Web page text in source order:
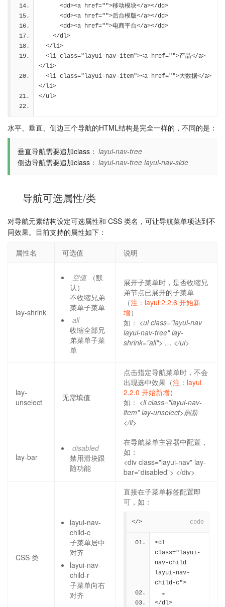
      <dd><a href="">移动模块</a></dd>
      <dd><a href="">后台模版</a></dd>
      <dd><a href="">电商平台</a></dd>
    </dl>
  </li>
</li>
</li>
</ul>
水平、垂直、侧边三个导航的HTML结构是完全一样的，不同的是：
垂直导航需要追加class： layui-nav-tree
侧边导航需要追加class： layui-nav-tree layui-nav-side
导航可选属性/类
对导航元素结构设定可选属性和 CSS 类名，可让导航菜单项达到不
同效果。目前支持的属性如下：
属性名 可选值 说明
lay-shrink
空值
（默
认）
不收缩兄弟
菜单子菜单
all
收缩全部兄
弟菜单子菜
单
展开子菜单时，是否收缩兄
弟节点已展开的子菜单
（注：layui 2.2.6 开始新
增）
如： <ul class="layui-nav
layui-nav-tree" lay-
shrink="all"> … </ul>
lay-
unselect
无需填值
点击指定导航菜单时，不会
出现选中效果（注：layui
2.2.0 开始新增）
如： <li class="layui-nav-
item" lay-unselect>刷新
</li>
lay-bar
disabled
禁用滑块跟
随功能
在导航菜单主容器中配置，
如：
<div class="layui-nav" lay-
bar="disabled"> </div>
CSS 类
layui-nav-
child-c
子菜单居中
对齐
layui-nav-
child-r
子菜单向右
对齐
直接在子菜单标签配置即
可，如：
</> code
<dl
class="layui-
nav-child
layui-nav-
child-c">
  …
</dl>